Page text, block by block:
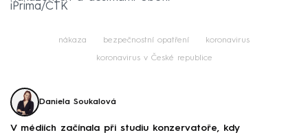
iPrima/ČTK
nákaza bezpečnostní opatření koronavirus
koronavirus v České republice
Daniela Soukalová
V médiích začínala při studiu konzervatoře, kdy